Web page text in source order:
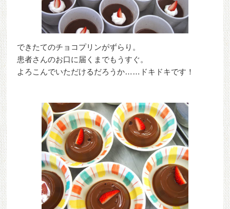
できたてのチョコプリンがずらり。
患者さんのお口に届くまでもうすぐ。
よろこんでいただけるだろうか……ドキドキです！